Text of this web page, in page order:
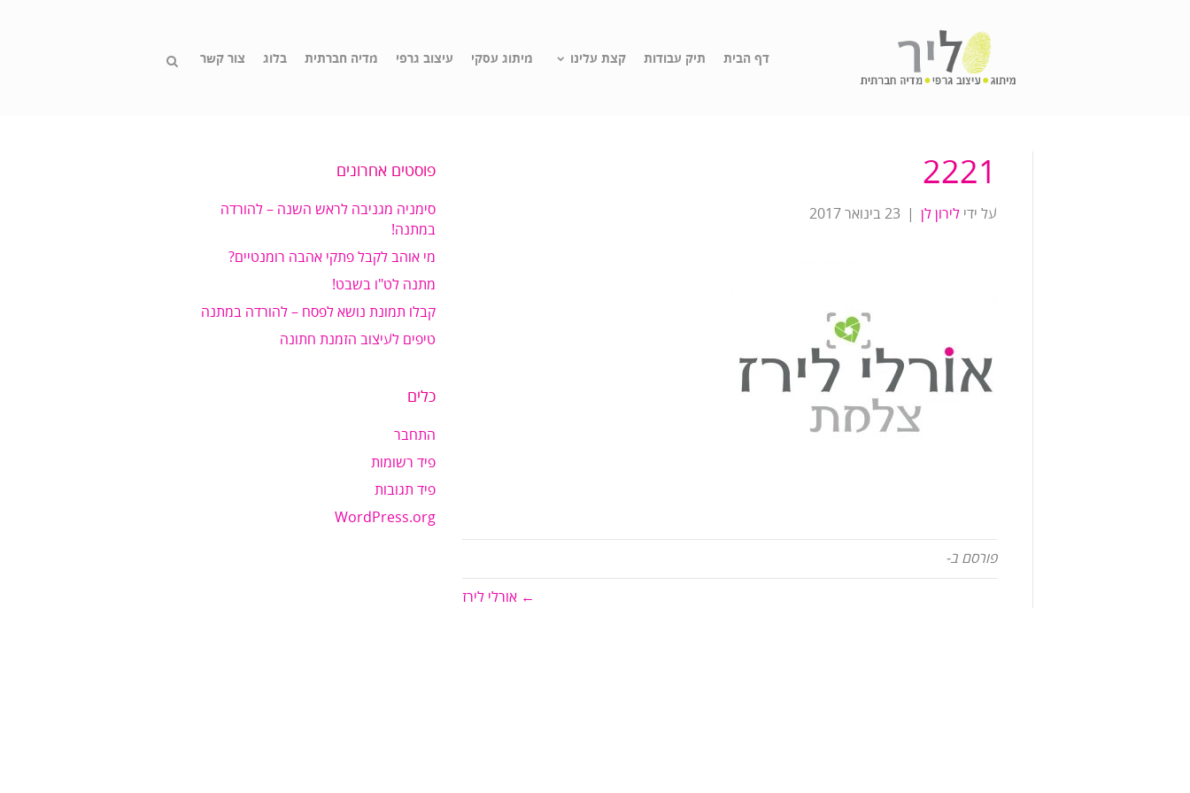
דף הבית תיק עבודות קצת עלינו מיתוג עסקי עיצוב גרפי מדיה חברתית בלוג צור קשר
2221
על ידי לירון לן 23 בינואר 2017
פורסם ב-
← אורלי לירז
פוסטים אחרונים
סימניה מגניבה לראש השנה – להורדה
במתנה!
מי אוהב לקבל פתקי אהבה רומנטיים?
מתנה לט"ו בשבט!
קבלו תמונת נושא לפסח – להורדה במתנה
טיפים לעיצוב הזמנת חתונה
כלים
התחבר
פיד רשומות
פיד תגובות
WordPress.org